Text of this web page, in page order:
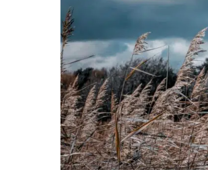
Dirbtinis intelektas
Gineso rekordai
Dienos